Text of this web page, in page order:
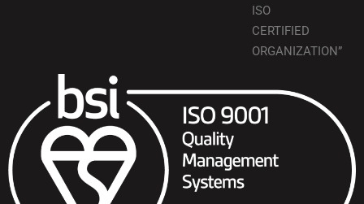
ISO
CERTIFIED
ORGANIZATION”